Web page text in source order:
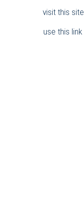
visit this site
use this link